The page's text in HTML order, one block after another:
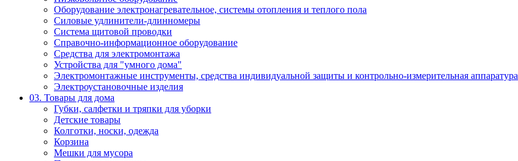
Оборудование электронагревательное, системы отопления и теплого пола
Силовые удлинители-длинномеры
Система щитовой проводки
Справочно-информационное оборудование
Средства для электромонтажа
Устройства для "умного дома"
Электромонтажные инструменты, средства индивидуальной защиты и контрольно-измерительная аппаратура
Электроустановочные изделия
03. Товары для дома
Губки, салфетки и тряпки для уборки
Детские товары
Колготки, носки, одежда
Корзина
Мешки для мусора